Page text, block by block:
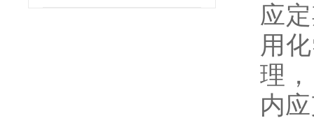
应
用
理
内